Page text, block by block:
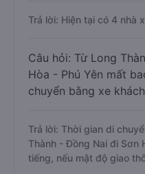
Trả lời: Hiện tại có 4 nhà
Câu hỏi: Từ Long
Hòa - Phú Yên mất
chuyển bằng xe
Trả lời: Thời gian di
Thành - Đồng Nai đi Sơn
tiếng, nếu mật độ giao